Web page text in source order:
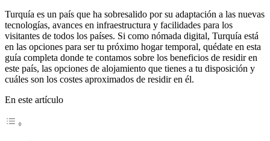
Turquía es un país que ha sobresalido por su adaptación a las nuevas
tecnologías, avances en infraestructura y facilidades para los
visitantes de todos los países. Si como nómada digital, Turquía está
en las opciones para ser tu próximo hogar temporal, quédate en esta
guía completa donde te contamos sobre los beneficios de residir en
este país, las opciones de alojamiento que tienes a tu disposición y
cuáles son los costes aproximados de residir en él.
En este artículo